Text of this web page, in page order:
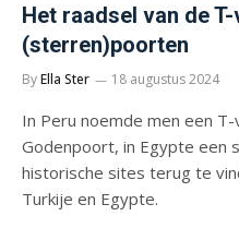
Het raadsel van de
(sterren)poorten
ByElla Ster 18 augustus 2024
In Peru noemde men een
Godenpoort, in Egypte een
historische sites terug te
Turkije en Egypte.